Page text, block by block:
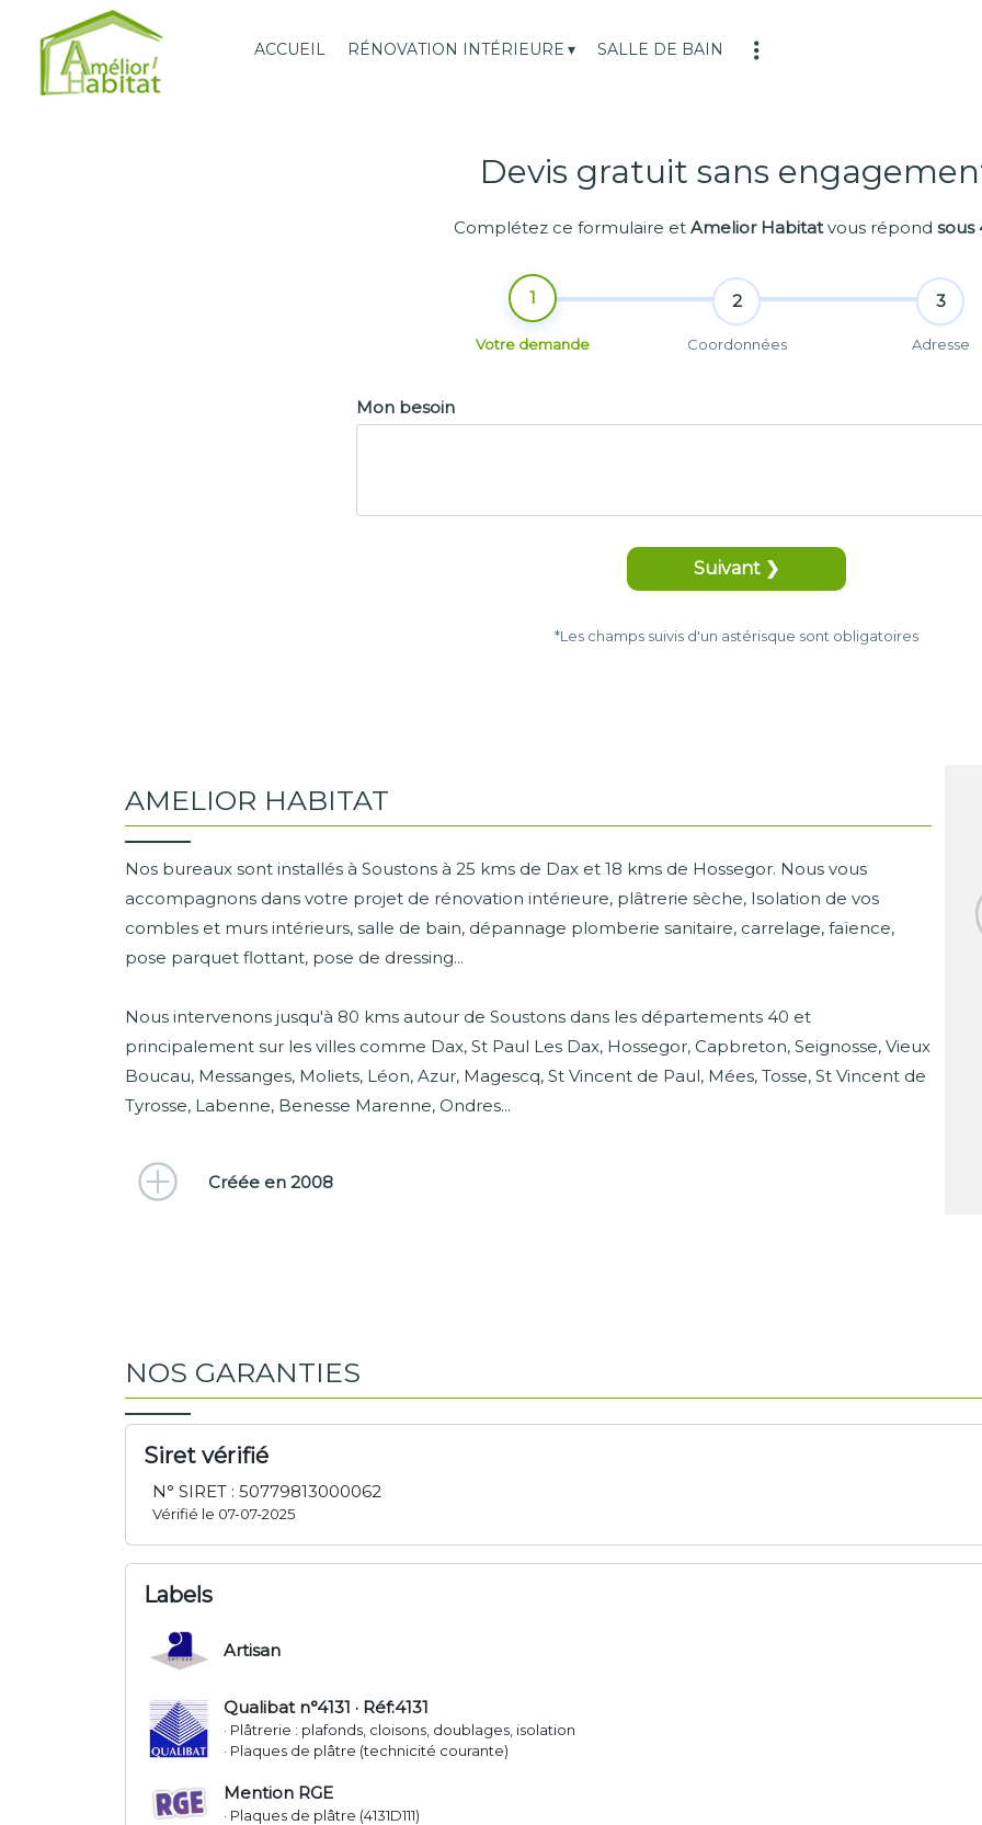
ACCUEIL RÉNOVATION INTÉRIEURE SALLE DE BAIN
Devis gratuit sans
Complétez ce formulaire et Amelior Habitatvous répond sous
1
Votre demande
2
Coordonnées
3
Adresse
Mon besoin
Suivant ❯
*Les champs suivis d'un astérisque sont obligatoires
AMELIOR HABITAT
Nos bureaux sont installés à Soustons à 25 kms de Dax et 18 kms de Hossegor. Nous vous
accompagnons dans votre projet de rénovation intérieure, plâtrerie sèche, Isolation de vos
combles et murs intérieurs, salle de bain, dépannage plomberie sanitaire, carrelage, faïence,
pose parquet flottant, pose de dressing...
Nous intervenons jusqu'à 80 kms autour de Soustons dans les départements 40 et
principalement sur les villes comme Dax, St Paul Les Dax, Hossegor, Capbreton, Seignosse, Vieux
Boucau, Messanges, Moliets, Léon, Azur, Magescq, St Vincent de Paul, Mées, Tosse, St Vincent de
Tyrosse, Labenne, Benesse Marenne, Ondres...
Créée en 2008
NOS GARANTIES
Siret vérifié
N° SIRET : 50779813000062
Vérifié le 07-07-2025
Labels
Artisan
Qualibat n°4131 · Réf:4131
· Plâtrerie : plafonds, cloisons, doublages, isolation
· Plaques de plâtre (technicité courante)
Mention RGE
· Plaques de plâtre (4131D111)